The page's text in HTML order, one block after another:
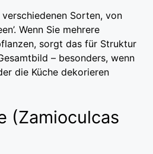
Sorten, von
Wenn Sie mehrere
sorgt das für Struktur
– besonders, wenn
die Küche dekorieren
(Zamioculcas